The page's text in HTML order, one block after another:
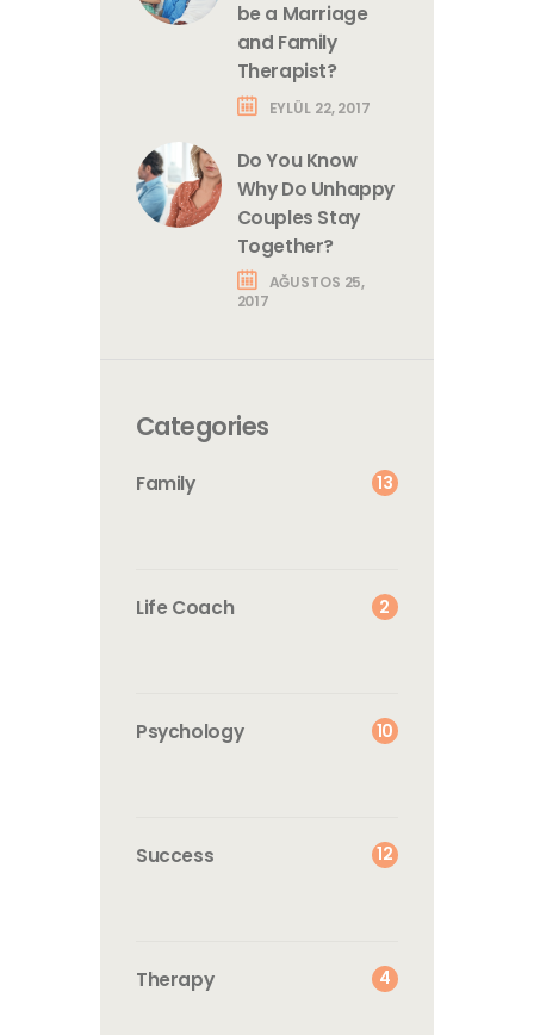
be a Marriage
and Family
Therapist?
EYLÜL 22, 2017
Do You Know
Why Do Unhappy
Couples Stay
Together?
AĞUSTOS 25,
2017
Categories
Family 13
Life Coach 2
Psychology 10
Success 12
Therapy 4